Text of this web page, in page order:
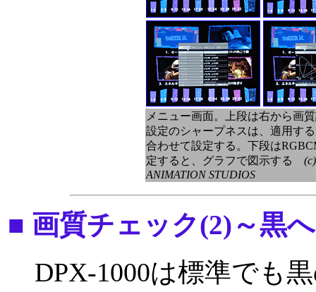
メニュー画面。上段は右から画
設定のシャープネスは、適用す
合わせて設定する。下段は
定すると、グラフで図示する
ANIMATION STUDIOS
■ 画質チェック(2)～黒
DPX-1000は標準でも